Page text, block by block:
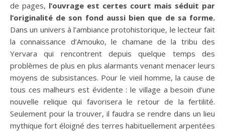
de pages, l’ouvrage est certes court mais séduit par
l’originalité de son fond aussi bien que de sa forme.
Dans un univers à l’ambiance protohistorique, le lecteur fait
la connaissance d’Amouko, le chamane de la tribu des
Yervara qui rencontrent depuis quelque temps des
problèmes de plus en plus alarmants venant menacer leurs
moyens de subsistances. Pour le vieil homme, la cause de
tous ces malheurs est évidente : le village a besoin d’une
nouvelle relique qui favorisera le retour de la fertilité.
Seulement pour la trouver, il faudra se rendre dans un lieu
mythique fort éloigné des terres habituellement arpentées